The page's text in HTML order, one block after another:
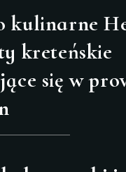
kulinarne
kreteńskie
się w